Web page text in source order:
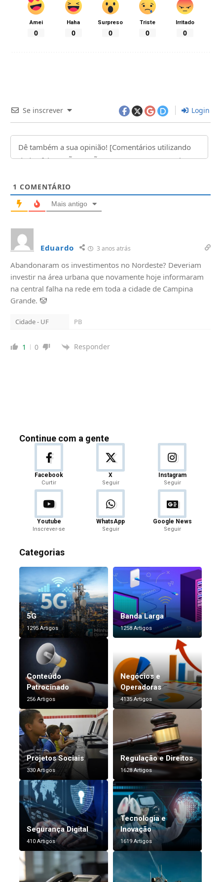
Amei
0
Haha
0
Surpreso
0
Triste
0
Irritado
0
Se inscrever Login
1 COMENTÁRIO
Mais antigo
Eduardo 3 anos atrás
Abandonaram os investimentos no Nordeste? Deveriam
investir na área urbana que novamente hoje informaram
na central falha na rede em toda a cidade de Campina
Grande. 🤡
Cidade - UF PB
1 0 Responder
Continue com a gente
Facebook
Curtir
X
Seguir
Instagram
Seguir
Youtube
Inscrever-se
WhatsApp
Seguir
Google News
Seguir
Categorias
5G
1295 Artigos
Banda Larga
1258 Artigos
Conteúdo
Patrocinado
256 Artigos
Negócios e
Operadoras
4135 Artigos
Projetos Sociais
330 Artigos
Regulação e Direitos
1628 Artigos
Segurança Digital
410 Artigos
Tecnologia e
Inovação
1619 Artigos